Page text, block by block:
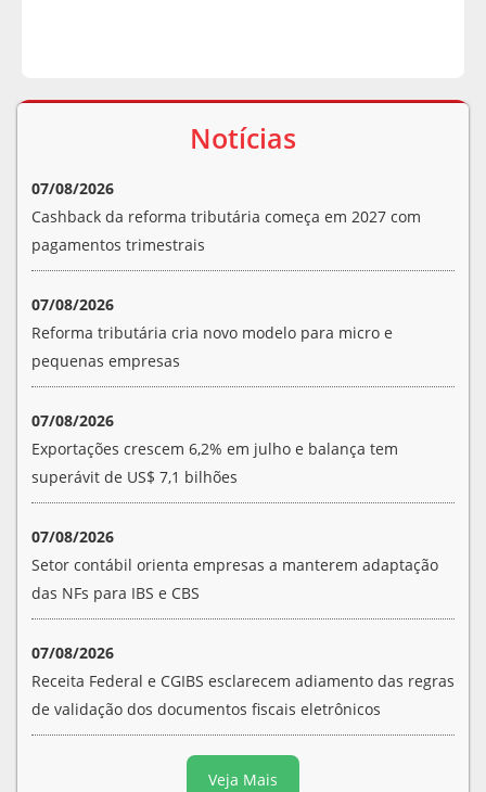
Notícias
07/08/2026
Cashback da reforma tributária começa em 2027 com
pagamentos trimestrais
07/08/2026
Reforma tributária cria novo modelo para micro e
pequenas empresas
07/08/2026
Exportações crescem 6,2% em julho e balança tem
superávit de US$ 7,1 bilhões
07/08/2026
Setor contábil orienta empresas a manterem adaptação
das NFs para IBS e CBS
07/08/2026
Receita Federal e CGIBS esclarecem adiamento das regras
de validação dos documentos fiscais eletrônicos
Veja Mais